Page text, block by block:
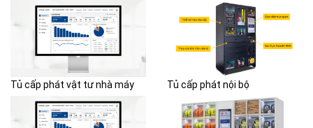
Tủ cấp phát vật tư nhà máy Tủ cấp phát nội bộ